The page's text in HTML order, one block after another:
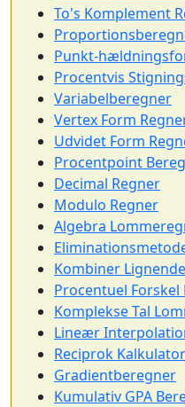
To's Komplement
Punkt-
Procentvis
Variabelberegner
Vertex Form
Udvidet Form
Procentpoint
Decimal Regner
Modulo Regner
Algebra
Kombiner
Procentuel Forskel
Komplekse Tal
Lineær
Reciprok Kalkulator
Gradientberegner
Kumulativ GPA